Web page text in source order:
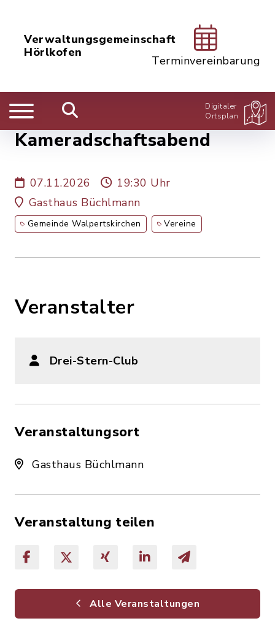
Verwaltungsgemeinschaft
Hörlkofen
Terminvereinbarung
Digitaler
Ortsplan
Kameradschaftsabend
07.11.2026
19:30 Uhr
Gasthaus Büchlmann
Gemeinde Walpertskirchen Vereine
Veranstalter
Drei-Stern-Club
Veranstaltungsort
Gasthaus Büchlmann
Veranstaltung teilen
Alle Veranstaltungen